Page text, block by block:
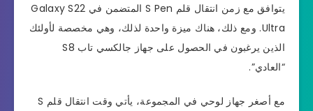
يتوافق مع زمن انتقال قلم S Pen المتضمن في Galaxy S22
Ultra. ومع ذلك، هناك ميزة واحدة لذلك، وهي مخصصة لأولئك
الذين يرغبون في الحصول على جهاز جالكسي تاب S8
“العادي”.
مع أصغر جهاز لوحي في المجموعة، يأتي وقت انتقال قلم S